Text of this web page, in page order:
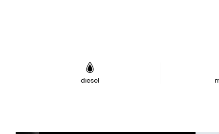
diesel